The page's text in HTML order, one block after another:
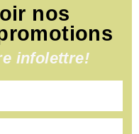
nos
infolettre!